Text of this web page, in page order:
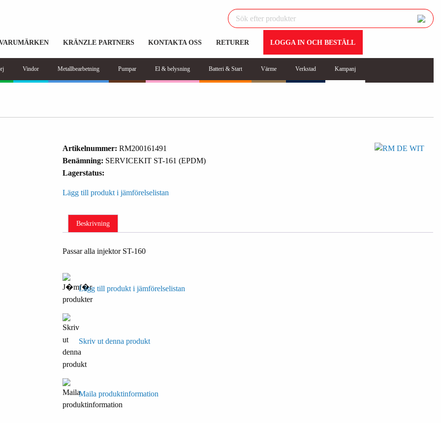
KRÄNZLE PARTNERS KONTAKTA OSS RETURER LOGGA IN OCH BESTÄLL
Vindor Metallbearbetning Pumpar El & belysning Batteri & Start Värme Verkstad Kampanj
Artikelnummer: RM200161491
Benämning: SERVICEKIT ST-161 (EPDM)
Lagerstatus:
Lägg till produkt i jämförelselistan
Beskrivning
Passar alla injektor ST-160
Lägg till produkt i jämförelselistan
Skriv ut denna produkt
Maila produktinformation